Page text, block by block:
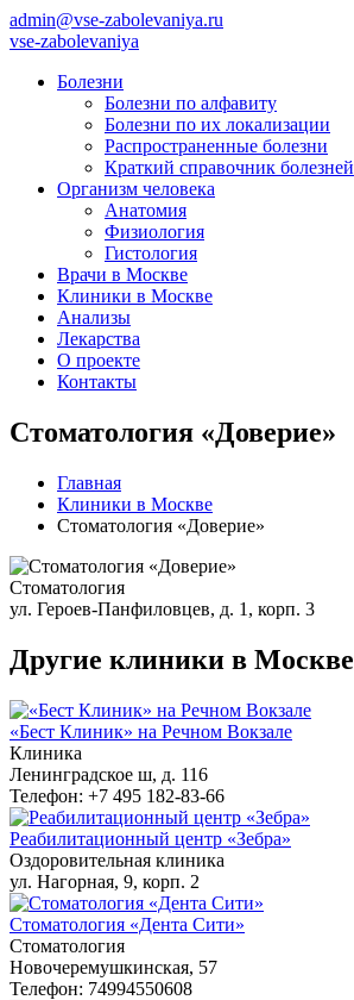
admin@vse-zabolevaniya.ru
vse-zabolevaniya
Болезни
Болезни по алфавиту
Болезни по их локализации
Распространенные болезни
Краткий справочник болезней
Организм человека
Анатомия
Физиология
Гистология
Врачи в Москве
Клиники в Москве
Анализы
Лекарства
О проекте
Контакты
Стоматология «Доверие»
Главная
Клиники в Москве
Стоматология «Доверие»
Стоматология
ул. Героев-Панфиловцев, д. 1, корп. 3
Другие клиники в Москве
«Бест Клиник» на Речном Вокзале
Клиника
Ленинградское ш, д. 116
Телефон: +7 495 182-83-66
Реабилитационный центр «Зебра»
Оздоровительная клиника
ул. Нагорная, 9, корп. 2
Стоматология «Дента Сити»
Стоматология
Новочеремушкинская, 57
Телефон: 74994550608